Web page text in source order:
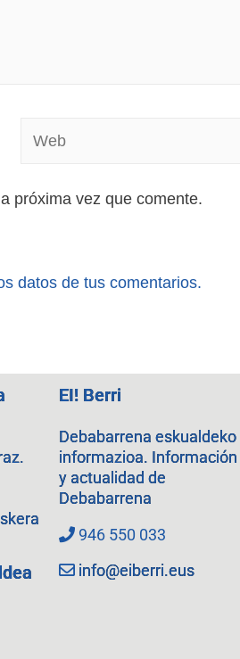
próxima vez que comente.
datos de tus comentarios.
EI! Berri
Debabarrena eskualdeko
informazioa. Información
y actualidad de
Debabarrena
946 550 033
info@eiberri.eus